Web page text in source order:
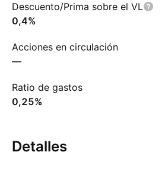
Descuento/Prima sobre el VL
0,4%
Acciones en circulación
—
Ratio de gastos
0,25%
Detalles